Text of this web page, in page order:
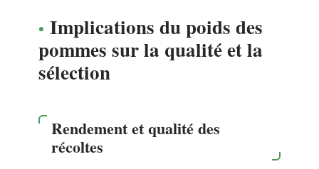
Implications du poids des
pommes sur la qualité et la
sélection
Rendement et qualité des
récoltes